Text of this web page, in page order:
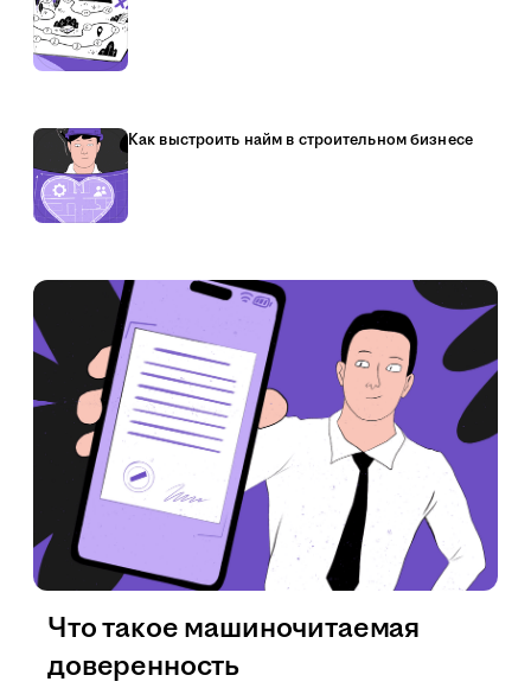
Как выстроить найм в строительном бизнесе
Что такое машиночитаемая
доверенность